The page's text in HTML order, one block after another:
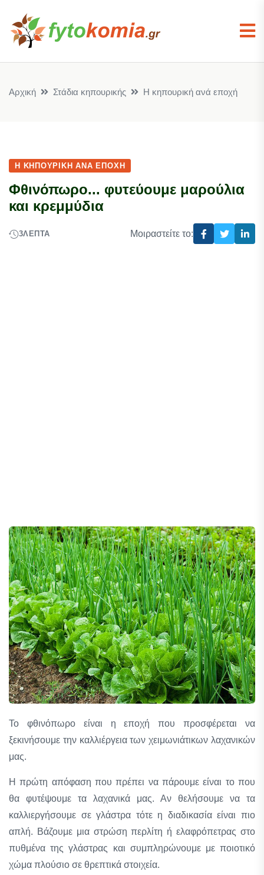
Αρχική Στάδια κηπουρικής Η κηπουρική ανά εποχή
Η ΚΗΠΟΥΡΙΚΉ ΑΝΆ ΕΠΟΧΉ
Φθινόπωρο... φυτεύουμε μαρούλια
και κρεμμύδια
3ΛΕΠΤΆ Μοιραστείτε το:
Το φθινόπωρο είναι η εποχή που προσφέρεται να
ξεκινήσουμε την καλλιέργεια των χειμωνιάτικων λαχανικών
μας.
Η πρώτη απόφαση που πρέπει να πάρουμε είναι το που
θα φυτέψουμε τα λαχανικά μας. Αν θελήσουμε να τα
καλλιεργήσουμε σε γλάστρα τότε η διαδικασία είναι πιο
απλή. Βάζουμε μια στρώση περλίτη ή ελαφρόπετρας στο
πυθμένα της γλάστρας και συμπληρώνουμε με ποιοτικό
χώμα πλούσιο σε θρεπτικά στοιχεία.